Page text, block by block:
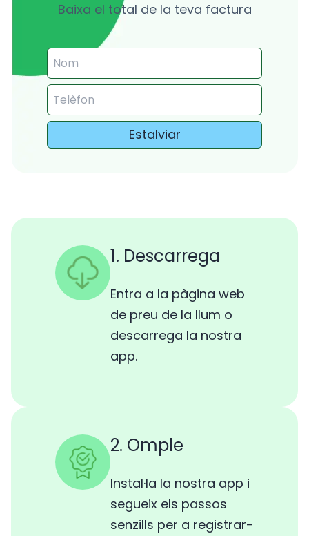
Baixa el total de la teva factura
Estalviar
1. Descarrega
Entra a la pàgina web
de preu de la llum o
descarrega la nostra
app.
2. Omple
Instal·la la nostra app i
segueix els passos
senzills per a registrar-